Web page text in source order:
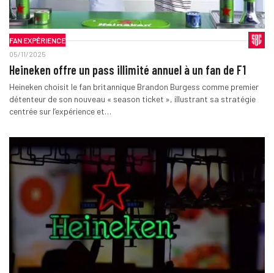
FAN EXPÉRIENCE
05/11/2025
Heineken offre un pass illimité annuel à un fan de F1
Heineken choisit le fan britannique Brandon Burgess comme premier
détenteur de son nouveau « season ticket », illustrant sa stratégie
centrée sur l’expérience et…